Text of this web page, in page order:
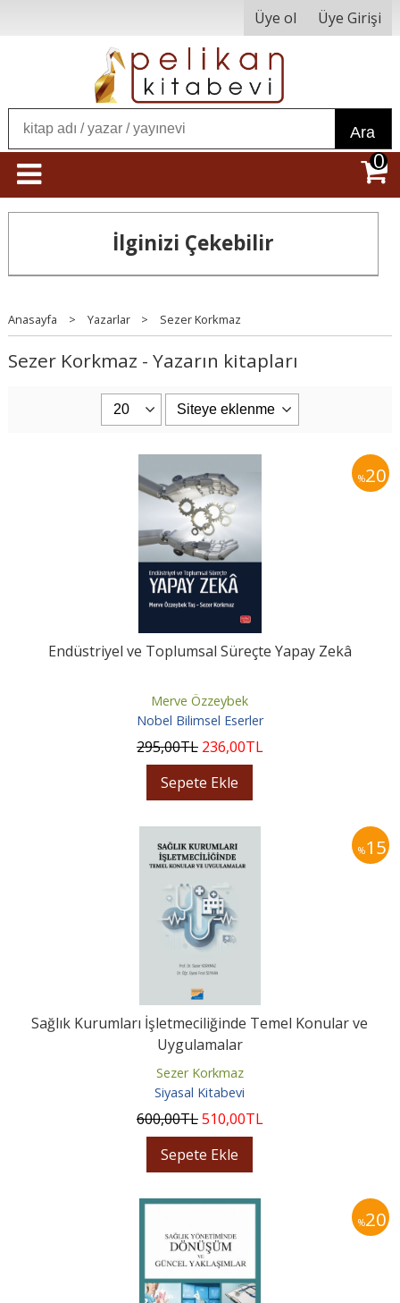
Üye ol Üye Girişi
Ara
0
İlginizi Çekebilir
Anasayfa > Yazarlar > Sezer Korkmaz
Sezer Korkmaz - Yazarın kitapları
%20
Endüstriyel ve Toplumsal Süreçte Yapay Zekâ
Merve Özzeybek
Nobel Bilimsel Eserler
295,00TL 236,00TL
Sepete Ekle
%15
Sağlık Kurumları İşletmeciliğinde Temel Konular ve
Uygulamalar
Sezer Korkmaz
Siyasal Kitabevi
600,00TL510,00TL
Sepete Ekle
%20